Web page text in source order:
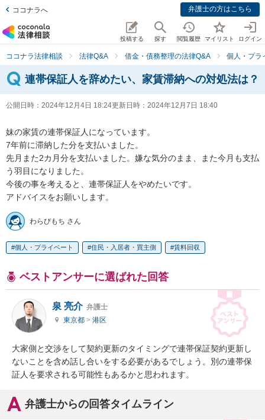
ココナラへ 弁護士の方はこちら
投稿する 探す 閲覧履歴 マイリスト ログイン
ココナラ法律相談 法律Q&A 借金・債務整理の法律Q&A 個人・プラ
連帯保証人を辞めたい、家賃滞納への対処法は？
公開日時： 2024年12月4日 18:24更新日時： 2024年12月7日 18:40
妹の家賃の連帯保証人になっています。
7年前に滞納した分を支払いました。
先月また2カ月分を支払いました。嫌な気分のまま、また今月も支払
う羽目になりました。
今後の事を考えると、連帯保証人をやめたいです。
アドバイスをお願いします。
わらびもち さん
個人・プライベート 住民・入居者・買主側 賃料回収
ベストアンサーに選ばれた回答
泉 亮介 弁護士
東京都 > 港区
大家側と交渉をして契約更新のタイミングで連帯保証契約更新し
ないことを含め話し合いをする必要があるでしょう。別の連帯保
証人を要求される可能性もあるかと思われます。
弁護士からの回答タイムライン